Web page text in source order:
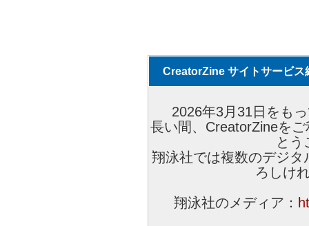
CreatorZine サイトサービス
2026年3月31日をも
長い間、CreatorZineを
とう
翔泳社では複数のデジ
ろしけ
翔泳社のメディア：